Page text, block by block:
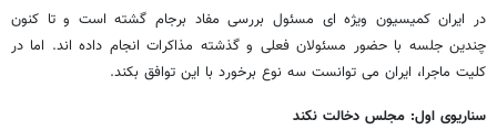
در ایران کمیسیون ویژه ای مسئول بررسی مفاد برجام گشته است و تا کنون
چندین جلسه با حضور مسئولان فعلی و گذشته مذاکرات انجام داده اند. اما در
کلیت ماجرا، ایران می توانست سه نوع برخورد با این توافق بکند.
سناریوی اول: مجلس دخالت نکند